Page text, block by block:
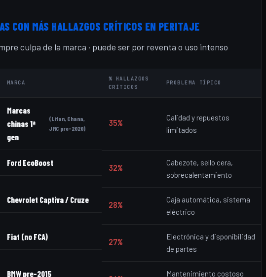
CON MÁS HALLAZGOS CRÍTICOS EN PERITAJE
culpa de la marca · puede ser por reventa o uso intenso
MARCA
% HALLAZGOS
CRÍTICOS
PROBLEMA TÍPICO
Marcas
chinas 1ª
gen
(Lifan, Chana,
JMC pre-2020)
35%
Calidad y repuestos
limitados
Ford EcoBoost
32%
Cabezote, sello cera,
sobrecalentamiento
Chevrolet Captiva / Cruze
28%
Caja automática, sistema
eléctrico
Fiat (no FCA)
27%
Electrónica y disponibilidad
de partes
BMW pre-2015 Mantenimiento costoso